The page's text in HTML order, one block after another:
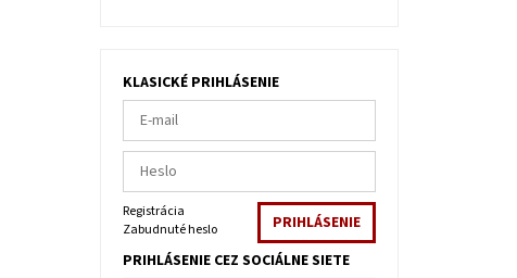
KLASICKÉ PRIHLÁSENIE
Registrácia
Zabudnuté heslo
PRIHLÁSENIE CEZ SOCIÁLNE SIETE